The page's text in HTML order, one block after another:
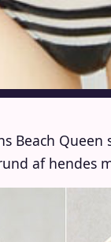
Beach Queen
af hendes